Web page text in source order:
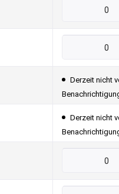
Derzeit nicht
Derzeit nicht